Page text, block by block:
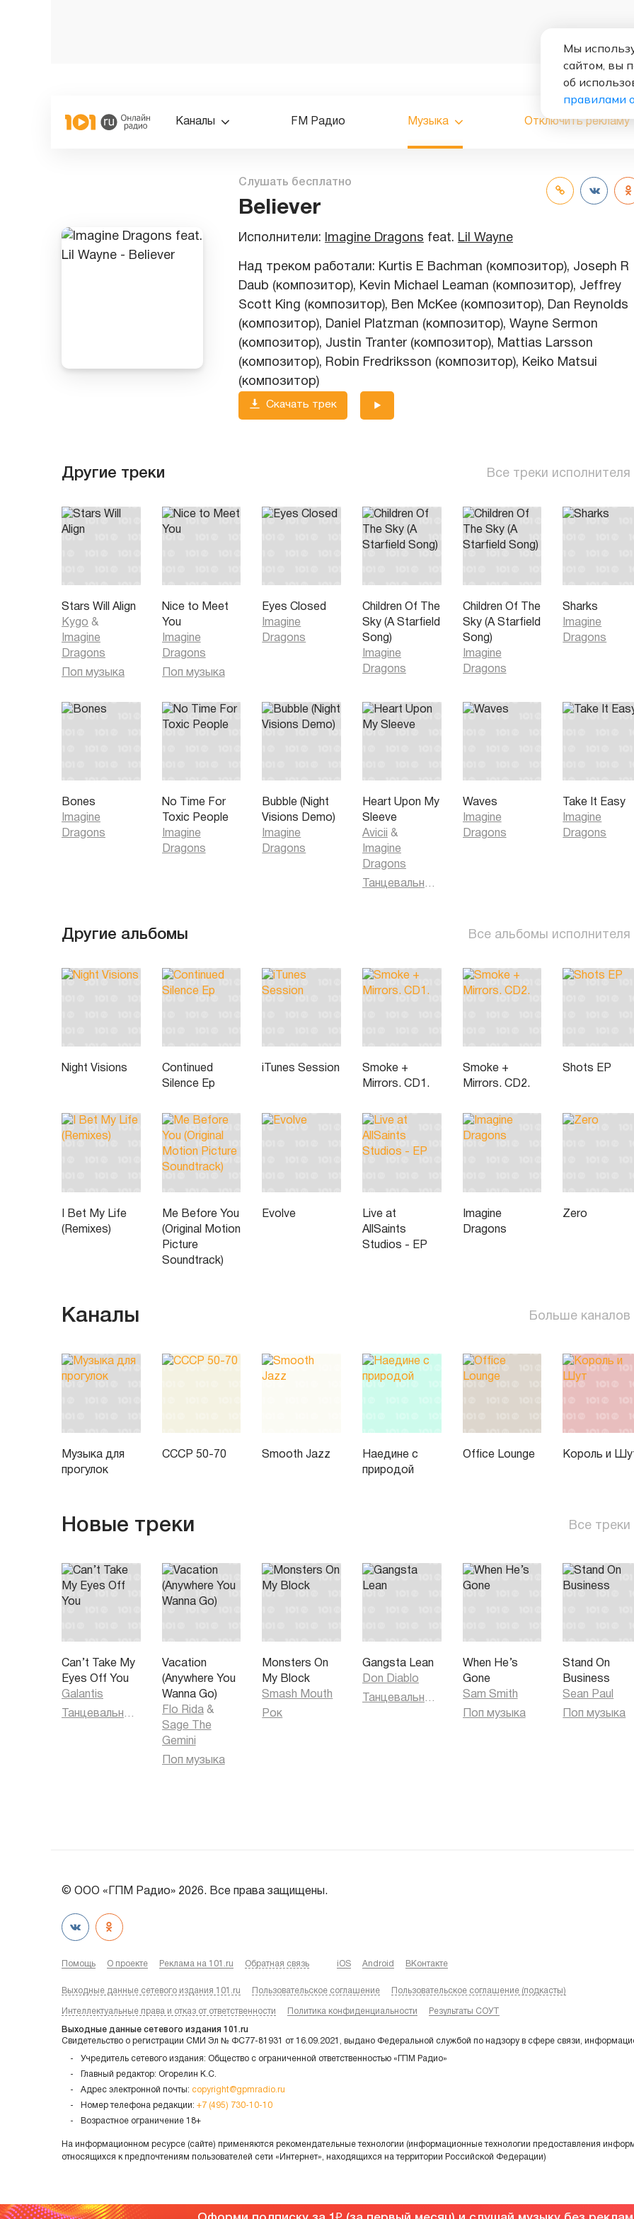
Каналы FM Радио Музыка Отключить рекламу
Слушать бесплатно
Believer
Исполнители: Imagine Dragons feat. Lil Wayne
Над треком работали: Kurtis E Bachman (композитор), Joseph R
Daub (композитор), Kevin Michael Leaman (композитор), Jeffrey
Scott King (композитор), Ben McKee (композитор), Dan Reynolds
(композитор), Daniel Platzman (композитор), Wayne Sermon
(композитор), Justin Tranter (композитор), Mattias Larsson
(композитор), Robin Fredriksson (композитор), Keiko Matsui
(композитор)
Скачать трек
Другие треки Все треки исполнителя
Stars Will Align
Kygo &
Imagine
Dragons
Поп музыка
Nice to Meet
You
Imagine
Dragons
Поп музыка
Eyes Closed
Imagine
Dragons
Children Of The
Sky (A Starfield
Song)
Imagine
Dragons
Children Of The
Sky (A Starfield
Song)
Imagine
Dragons
Sharks
Imagine
Dragons
Bones
Imagine
Dragons
No Time For
Toxic People
Imagine
Dragons
Bubble (Night
Visions Demo)
Imagine
Dragons
Heart Upon My
Sleeve
Avicii
&
Imagine
Dragons
Танцевальная музыка
Waves
Imagine
Dragons
Take It Easy
Imagine
Dragons
Другие альбомы Все альбомы исполнителя
Night Visions
Continued
Silence Ep
iTunes Session
Smoke +
Mirrors. CD1.
Smoke +
Mirrors. CD2.
Shots EP
I Bet My Life
(Remixes)
Me Before You
(Original Motion
Picture
Soundtrack)
Evolve
Live at
AllSaints
Studios - EP
Imagine
Dragons
Zero
Каналы Больше каналов
Музыка для
прогулок
СССР 50-70 Smooth Jazz
Наедине с
природой
Office Lounge Король и
Новые треки Все треки
Can’t Take My
Eyes Off You
Galantis
Танцевальная музыка
Vacation
(Anywhere You
Wanna Go)
Flo Rida &
Sage The
Gemini
Поп музыка
Monsters On
My Block
Smash Mouth
Рок
Gangsta Lean
Don Diablo
Танцевальная музыка
When He’s
Gone
Sam Smith
Поп музыка
Stand On
Business
Sean Paul
Поп музыка
© ООО «ГПМ Радио» 2026. Все права защищены.
Помощь О проекте Реклама на 101.ru Обратная связь iOS Android ВКонтакте
Выходные данные сетевого издания 101.ru Пользовательское соглашение Пользовательское соглашение (подкасты)
Интеллектуальные права и отказ от ответственности Политика конфиденциальности Результаты СОУТ
Выходные данные сетевого издания 101.ru
Свидетельство о регистрации СМИ Эл № ФС77-81931 от 16.09.2021, выдано Федеральной службой по надзору в сфере связи,
Учредитель сетевого издания: Общество с ограниченной ответственностью «ГПМ Радио»
Главный редактор: Огорелин К.С.
Адрес электронной почты: copyright@gpmradio.ru
Номер телефона редакции: +7 (495) 730-10-10
Возрастное ограничение 18+
На информационном ресурсе (сайте) применяются рекомендательные технологии (информационные технологии предоставления
относящихся к предпочтениям пользователей сети «Интернет», находящихся на территории Российской Федерации)
Мы
сайтом, вы
об
правилами